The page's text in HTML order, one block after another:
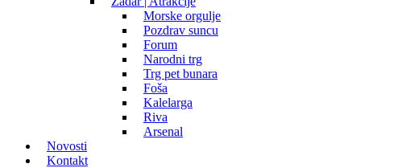
Morske orgulje
Pozdrav suncu
Forum
Narodni trg
Trg pet bunara
Foša
Kalelarga
Riva
Arsenal
Novosti
Kontakt